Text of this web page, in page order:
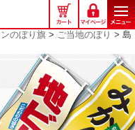
のぼり旗 > ご当地のぼり > 島